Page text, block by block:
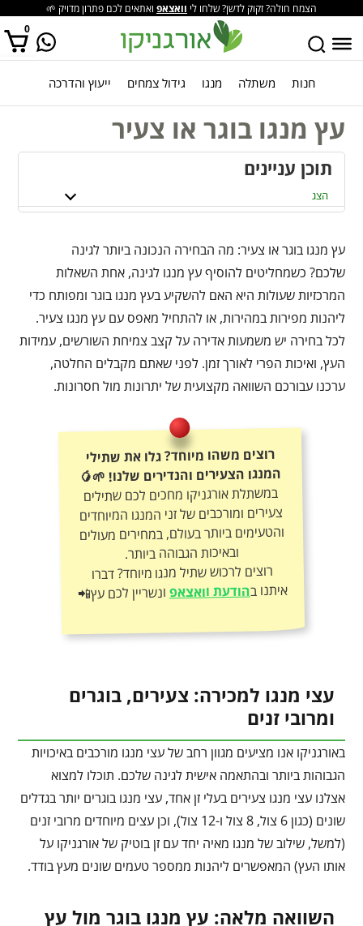
הצמח חולה? זקוק לדשן? שלחו לי וואצאפ ואתאים לכם פתרון מדויק 🌱
0
אין מוצרים בסל הקניות. חנות משתלה מנגו גידול צמחים ייעוץ והדרכה
עץ מנגו בוגר או צעיר
תוכן עניינים
הצג
עץ מנגו בוגר או צעיר: מה הבחירה הנכונה ביותר לגינה
שלכם? כשמחליטים להוסיף עץ מנגו לגינה, אחת השאלות
המרכזיות שעולות היא האם להשקיע בעץ מנגו בוגר ומפותח כדי
ליהנות מפירות במהירות, או להתחיל מאפס עם עץ מנגו צעיר.
לכל בחירה יש משמעות אדירה על קצב צמיחת השורשים, עמידות
העץ, ואיכות הפרי לאורך זמן. לפני שאתם מקבלים החלטה,
ערכנו עבורכם השוואה מקצועית של יתרונות מול חסרונות.
רוצים משהו מיוחד? גלו את שתילי
המנגו הצעירים והנדירים שלנו! 🌱🥭
במשתלת אורגניקו מחכים לכם שתילים
צעירים ומורכבים של זני המנגו המיוחדים
והטעימים ביותר בעולם, במחירים מעולים
ובאיכות הגבוהה ביותר.
רוצים לרכוש שתיל מנגו מיוחד? דברו
איתנו בהודעת וואצאפונשריין לכם עץ📲
עצי מנגו למכירה: צעירים, בוגרים
ומרובי זנים
באורגניקו אנו מציעים מגוון רחב של עצי מנגו מורכבים באיכויות
הגבוהות ביותר ובהתאמה אישית לגינה שלכם. תוכלו למצוא
אצלנו עצי מנגו צעירים בעלי זן אחד, עצי מנגו בוגרים יותר בגדלים
שונים (כגון 6 צול, 8 צול ו-12 צול), וכן עצים מיוחדים מרובי זנים
(למשל, שילוב של מנגו מאיה יחד עם זן בוטיק של אורגניקו על
אותו העץ) המאפשרים ליהנות ממספר טעמים שונים מעץ בודד.
השוואה מלאה: עץ מנגו בוגר מול עץ